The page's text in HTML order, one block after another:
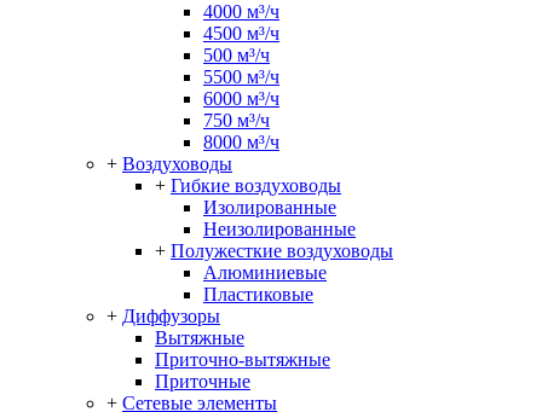
4000 м³/ч
4500 м³/ч
500 м³/ч
5500 м³/ч
6000 м³/ч
750 м³/ч
8000 м³/ч
+ Воздуховоды
+ Гибкие воздуховоды
Изолированные
Неизолированные
+ Полужесткие воздуховоды
Алюминиевые
Пластиковые
+ Диффузоры
Вытяжные
Приточно-вытяжные
Приточные
+ Сетевые элементы